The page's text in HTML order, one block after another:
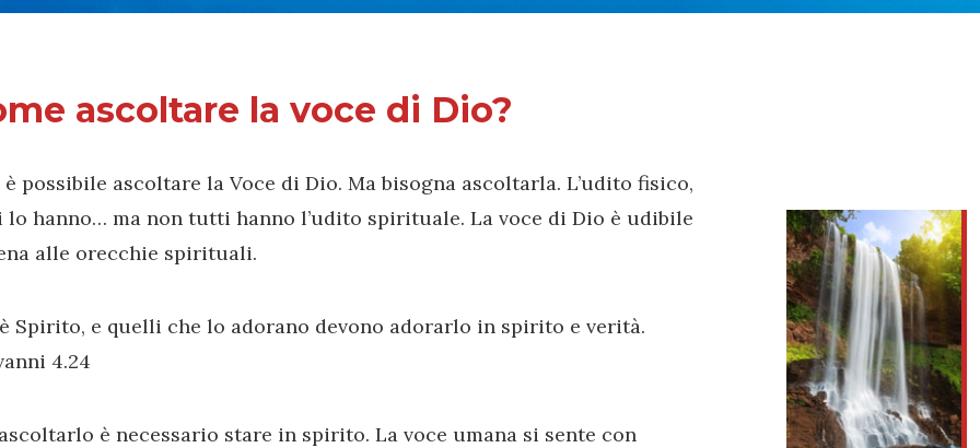
ascoltare la voce di Dio?
è possibile ascoltare la Voce di Dio. Ma bisogna ascoltarla. L’udito fisico,
hanno… ma non tutti hanno l’udito spirituale. La voce di Dio è udibile
alle orecchie spirituali.
Spirito, e quelli che lo adorano devono adorarlo in spirito e verità.
4.24
è necessario stare in spirito. La voce umana si sente con